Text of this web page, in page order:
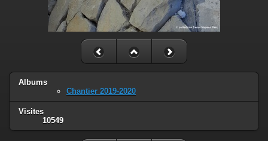
Albums
Chantier 2019-2020
Visites
10549